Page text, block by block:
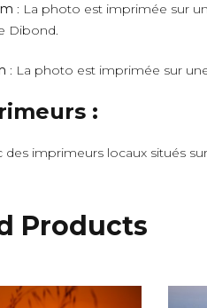
: La photo est imprimée sur
Dibond.
: La photo est imprimée sur
:
des imprimeurs locaux situés
Products